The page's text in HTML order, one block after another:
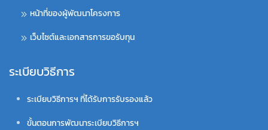
หน้าที่ของผู้พัฒนาโครงการ
เว็บไซต์และเอกสารการขอรับทุน
ระเบียบวิธีการ
ระเบียบวิธีการฯ ที่ได้รับการรับรองแล้ว
ขั้นตอนการพัฒนาระเบียบวิธีการฯ